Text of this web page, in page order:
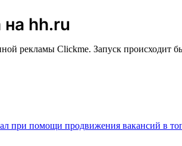
hh.ru
рекламы Clickme. Запуск происходит